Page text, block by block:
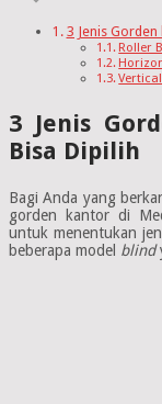
3 Jenis
Roller
3 Jenis
Bisa Dipilih
Bagi Anda yang
gorden kantor di
untuk menentukan
beberapa model blind